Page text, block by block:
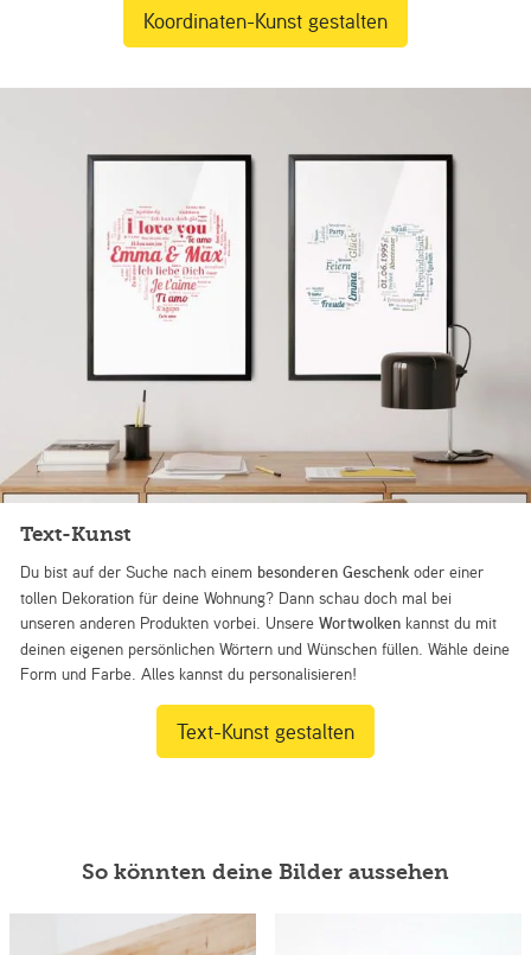
Koordinaten-Kunst gestalten
Text-Kunst
Du bist auf der Suche nach einem besonderen Geschenk oder einer
tollen Dekoration für deine Wohnung? Dann schau doch mal bei
unseren anderen Produkten vorbei. UnsereWortwolken kannst du mit
deinen eigenen persönlichen Wörtern und Wünschen füllen. Wähle deine
Form und Farbe. Alles kannst du personalisieren!
Text-Kunst gestalten
So könnten deine Bilder aussehen